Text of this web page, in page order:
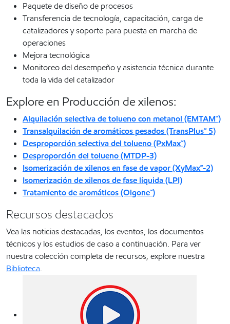
Paquete de diseño de procesos
Transferencia de tecnología, capacitación, carga de
catalizadores y soporte para puesta en marcha de
operaciones
Mejora tecnológica
Monitoreo del desempeño y asistencia técnica durante
toda la vida del catalizador
Explore en Producción de xilenos:
Alquilación selectiva de tolueno con metanol (EMTAM℠)
Transalquilación de aromáticos pesados (TransPlus℠ 5)
Desproporción selectiva del tolueno (PxMax℠)
Desproporción del tolueno (MTDP-3)
Isomerización de xilenos en fase de vapor (XyMax℠-2)
Isomerización de xilenos de fase líquida (LPI)
Tratamiento de aromáticos (Olgone℠)
Recursos destacados
Vea las noticias destacadas, los eventos, los documentos
técnicos y los estudios de caso a continuación. Para ver
nuestra colección completa de recursos, explore nuestra
Biblioteca.